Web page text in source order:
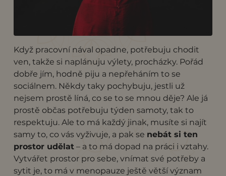
Když pracovní nával opadne, potřebuju chodit
ven, takže si naplánuju výlety, procházky. Pořád
dobře jím, hodně piju a nepřeháním to se
sociálnem. Někdy taky pochybuju, jestli už
nejsem prostě líná, co se to se mnou děje? Ale já
prostě občas potřebuju týden samoty, tak to
respektuju. Ale to má každý jinak, musíte si najít
samy to, co vás vyživuje, a pak se nebát si ten
prostor udělat– a to má dopad na práci i vztahy.
Vytvářet prostor pro sebe, vnímat své potřeby a
sytit je, to má v menopauze ještě větší význam